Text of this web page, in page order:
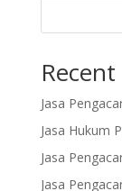
Jasa
Jasa Hukum
Jasa
Jasa